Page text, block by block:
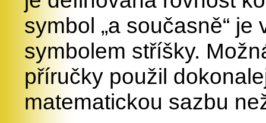
symbol „a současně“
symbolem stříšky.
příručky použil
matematickou sazbu